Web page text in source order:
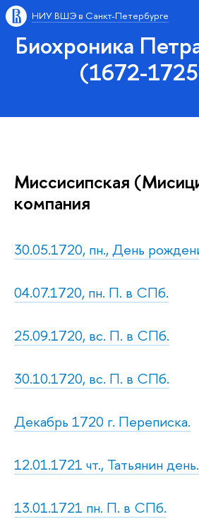
НИУ ВШЭ в Санкт-Петербурге
Биохроника
(1672-
Миссисипская
компания
30.05.1720, пн., День
04.07.1720, пн. П. в СПб.
25.09.1720, вс. П. в СПб.
30.10.1720, вс. П. в СПб.
Декабрь 1720 г. Переписка.
12.01.1721 чт., Татьянин
13.01.1721 пн. П. в СПб.